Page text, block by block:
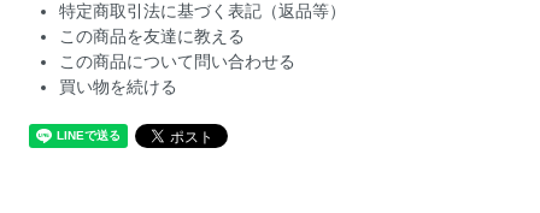
特定商取引法に基づく表記（返品等）
この商品を友達に教える
この商品について問い合わせる
買い物を続ける